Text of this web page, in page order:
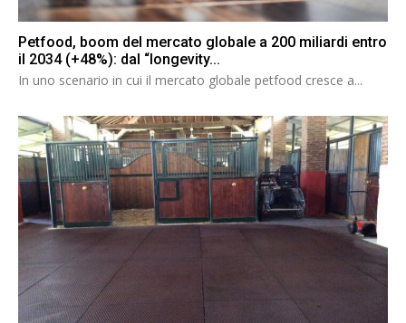
Petfood, boom del mercato globale a 200 miliardi entro
il 2034 (+48%): dal “longevity...
In uno scenario in cui il mercato globale petfood cresce a...